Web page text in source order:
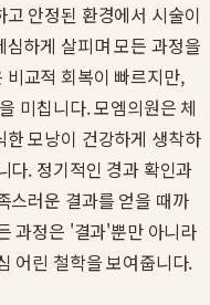
안정된 환경에서 시술이
하게 살피며 모든 과정을
비교적 회복이 빠르지만,
미칩니다. 모엠의원은 체
모낭이 건강하게 생착하
다. 정기적인 경과 확인과
스러운 결과를 얻을 때까
과정은 '결과'뿐만 아니라
어린 철학을 보여줍니다.